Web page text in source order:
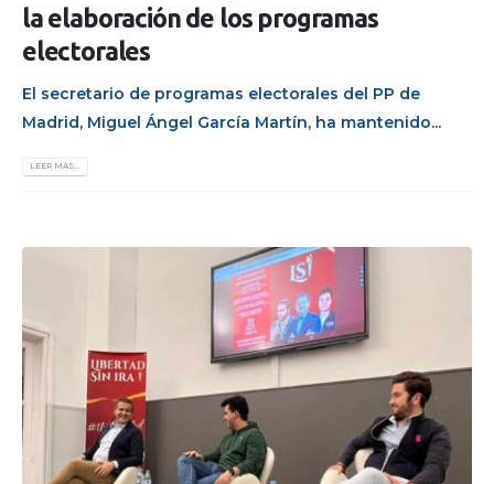
la elaboración de los programas
electorales
El secretario de programas electorales del PP de
Madrid, Miguel Ángel García Martín, ha mantenido...
LEER MÁS...